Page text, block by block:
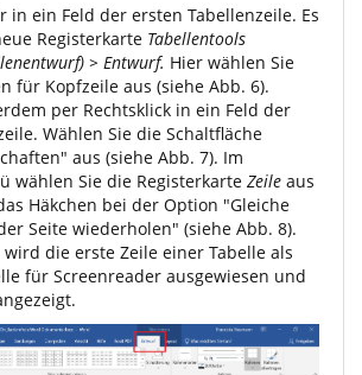
in ein Feld der ersten Tabellenzeile. Es
Registerkarte Tabellentools
> Entwurf. Hier wählen Sie
für Kopfzeile aus (siehe Abb. 6).
per Rechtsklick in ein Feld der
Wählen Sie die Schaltfläche
aus (siehe Abb. 7). Im
wählen Sie die Registerkarte Zeile aus
Häkchen bei der Option "Gleiche
Seite wiederholen" (siehe Abb. 8).
wird die erste Zeile einer Tabelle als
für Screenreader ausgewiesen und